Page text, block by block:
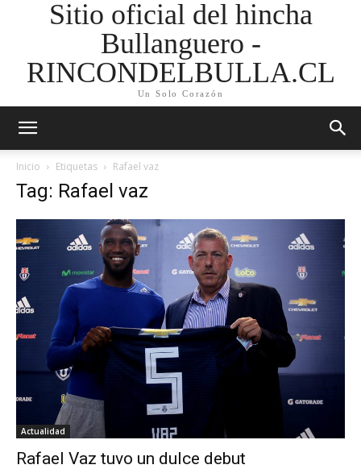
Sitio oficial del hincha
Bullanguero -
RINCONDELBULLA.CL
Un Solo Corazón
Inicio Etiquetas Rafael vaz
Tag: Rafael vaz
Actualidad
Rafael Vaz tuvo un dulce debut